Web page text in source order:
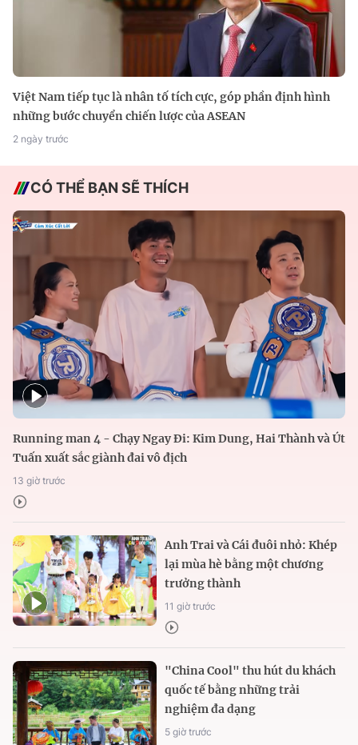
Việt Nam tiếp tục là nhân tố tích cực, góp phần định hình
những bước chuyển chiến lược của ASEAN
2 ngày trước
CÓ THỂ BẠN SẼ THÍCH
Running man 4 - Chạy Ngay Đi: Kim Dung, Hai Thành và Út
Tuấn xuất sắc giành đai vô địch
13 giờ trước
Anh Trai và Cái đuôi nhỏ: Khép
lại mùa hè bằng một chương
trưởng thành
11 giờ trước
"China Cool" thu hút du khách
quốc tế bằng những trải
nghiệm đa dạng
5 giờ trước